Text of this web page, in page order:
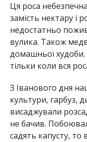
Ця роса
замість нектару і
недостатньо
вулика. Також
домашньої
тільки коли вся
З Іванового дня
культури, гарбуз,
висаджували
не бачив.
садять капусту,